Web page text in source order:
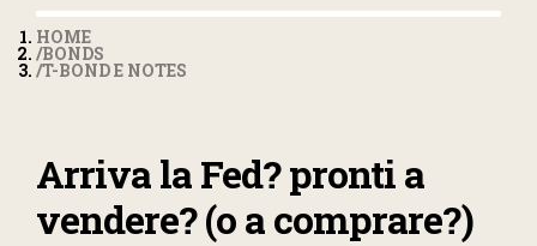
HOME
BONDS
T-BOND E NOTES
Arriva la Fed? pronti a
vendere? (o a comprare?)